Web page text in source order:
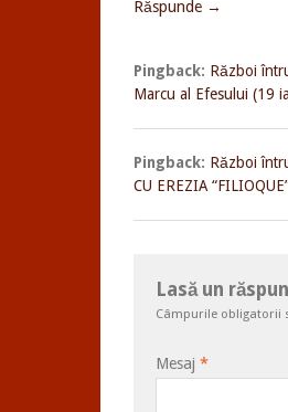
Răspunde →
Pingback: Război
Marcu al Efesului (19
Pingback: Război
CU EREZIA
Lasă un
Câmpurile obligatorii
Mesaj *